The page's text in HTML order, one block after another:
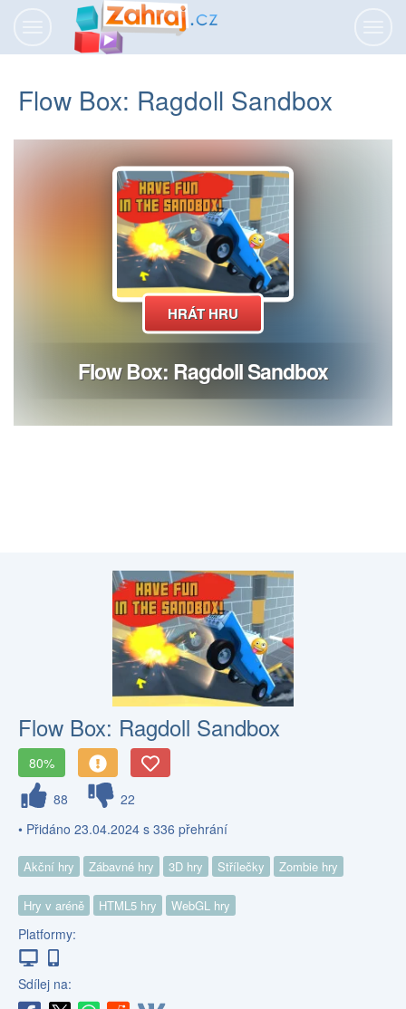
Flow Box: Ragdoll Sandbox
Flow Box: Ragdoll Sandbox
80%
88
22
• Přidáno 23.04.2024 s 336 přehrání
Akční hry Zábavné hry 3D hry Střílečky Zombie hry
Hry v aréně HTML5 hry WebGL hry
Platformy:
Sdílej na: